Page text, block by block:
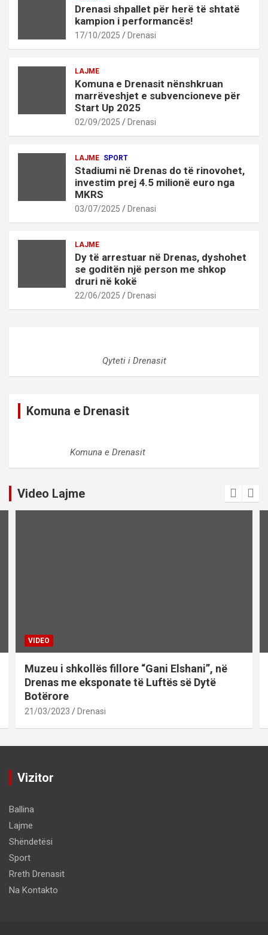
Drenasi shpallet për herë të shtatë
kampion i performancës!
17/10/2025 Drenasi
LAJME
Komuna e Drenasit nënshkruan
marrëveshjet e subvencioneve për
Start Up 2025
02/09/2025 Drenasi
LAJME SPORT
Stadiumi në Drenas do të rinovohet,
investim prej 4.5 milionë euro nga
MKRS
03/07/2025 Drenasi
LAJME
Dy të arrestuar në Drenas, dyshohet
se goditën një person me shkop
druri në kokë
22/06/2025 Drenasi
Qyteti i Drenasit
Komuna e Drenasit
Komuna e Drenasit
Video Lajme
VIDEO
Muzeu i shkollës fillore “Gani Elshani”, në
Drenas me eksponate të Luftës së Dytë
Botërore
21/03/2023 Drenasi
Vizitor
Ballina
Lajme
Shëndetësi
Sport
Rreth Drenasit
Na Kontakto